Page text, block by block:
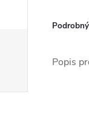
Popis